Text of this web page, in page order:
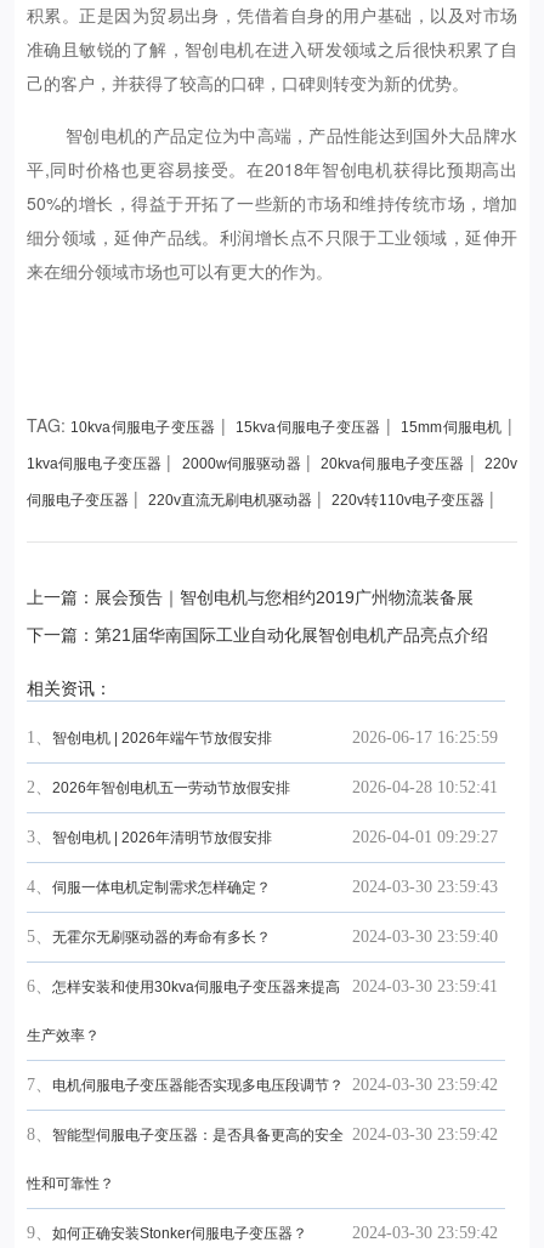
积累。正是因为贸易出身，凭借着自身的用户基础，以及对市场
准确且敏锐的了解，智创电机在进入研发领域之后很快积累了自
己的客户，并获得了较高的口碑，口碑则转变为新的优势。
智创电机的产品定位为中高端，产品性能达到国外大品牌水
平,同时价格也更容易接受。在2018年智创电机获得比预期高出
50%的增长，得益于开拓了一些新的市场和维持传统市场，增加
细分领域，延伸产品线。利润增长点不只限于工业领域，延伸开
来在细分领域市场也可以有更大的作为。
TAG: 10kva伺服电子变压器 | 15kva伺服电子变压器 | 15mm伺服电机 |
1kva伺服电子变压器 | 2000w伺服驱动器|20kva伺服电子变压器 |220v
伺服电子变压器 | 220v直流无刷电机驱动器 | 220v转110v电子变压器 |
上一篇：展会预告｜智创电机与您相约2019广州物流装备展
下一篇：第21届华南国际工业自动化展智创电机产品亮点介绍
相关资讯：
2026-06-17 16:25:59
1、 智创电机 | 2026年端午节放假安排
2026-04-28 10:52:41
2、 2026年智创电机五一劳动节放假安排
2026-04-01 09:29:27
3、 智创电机 | 2026年清明节放假安排
2024-03-30 23:59:43
4、 伺服一体电机定制需求怎样确定？
2024-03-30 23:59:40
5、 无霍尔无刷驱动器的寿命有多长？
2024-03-30 23:59:41
6、 怎样安装和使用30kva伺服电子变压器来提高
生产效率？
2024-03-30 23:59:42
7、 电机伺服电子变压器能否实现多电压段调节？
2024-03-30 23:59:42
8、 智能型伺服电子变压器：是否具备更高的安全
性和可靠性？
2024-03-30 23:59:42
9、 如何正确安装Stonker伺服电子变压器？